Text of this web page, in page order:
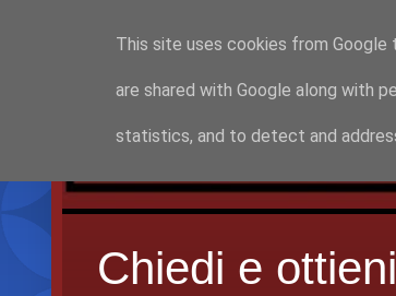
Chiedi e ottieni
This site uses cookies from Google
are shared with Google along with
statistics, and to detect and